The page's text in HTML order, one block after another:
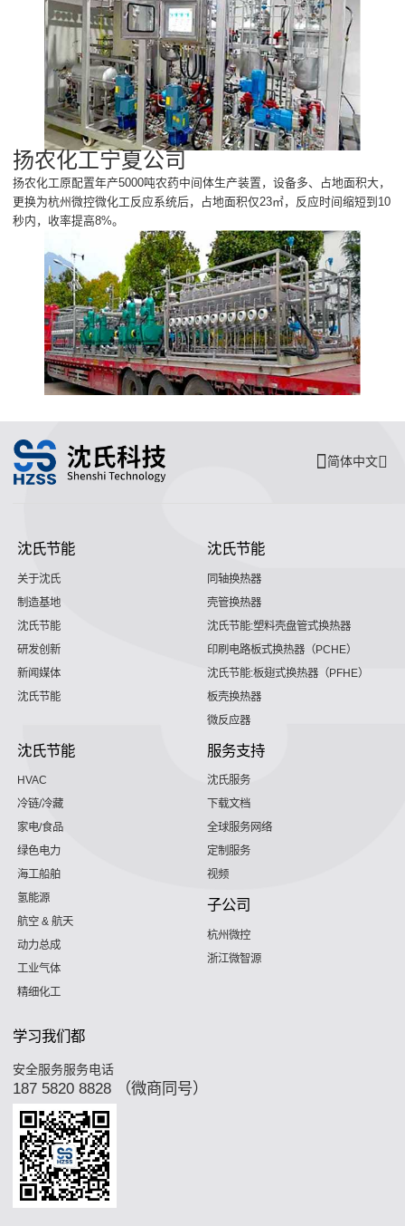
扬农化工宁夏公司
扬农化工原配置年产5000吨农药中间体生产装置，设备多、占地面积大，
更换为杭州微控微化工反应系统后，占地面积仅23㎡，反应时间缩短到10
秒内，收率提高8%。
简体中文
沈氏节能
关于沈氏
制造基地
沈氏节能
研发创新
新闻媒体
沈氏节能
沈氏节能
同轴换热器
壳管换热器
沈氏节能:塑料壳盘管式换热器
印刷电路板式换热器（PCHE）
沈氏节能:板翅式换热器（PFHE）
板壳换热器
微反应器
沈氏节能
HVAC
冷链/冷藏
家电/食品
绿色电力
海工船舶
氢能源
航空 & 航天
动力总成
工业气体
精细化工
服务支持
沈氏服务
下载文档
全球服务网络
定制服务
视频
子公司
杭州微控
浙江微智源
学习我们都
安全服务服务电话
187 5820 8828 （微商同号）